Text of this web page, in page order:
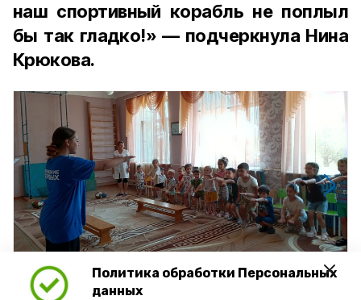
Политика обработки Персональных
данных
наш спортивный корабль не поплыл
бы так гладко!» — подчеркнула Нина
Крюкова.